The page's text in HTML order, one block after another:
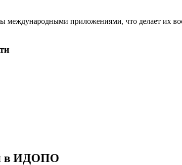
приложениями, что делает их
в ИДОПО